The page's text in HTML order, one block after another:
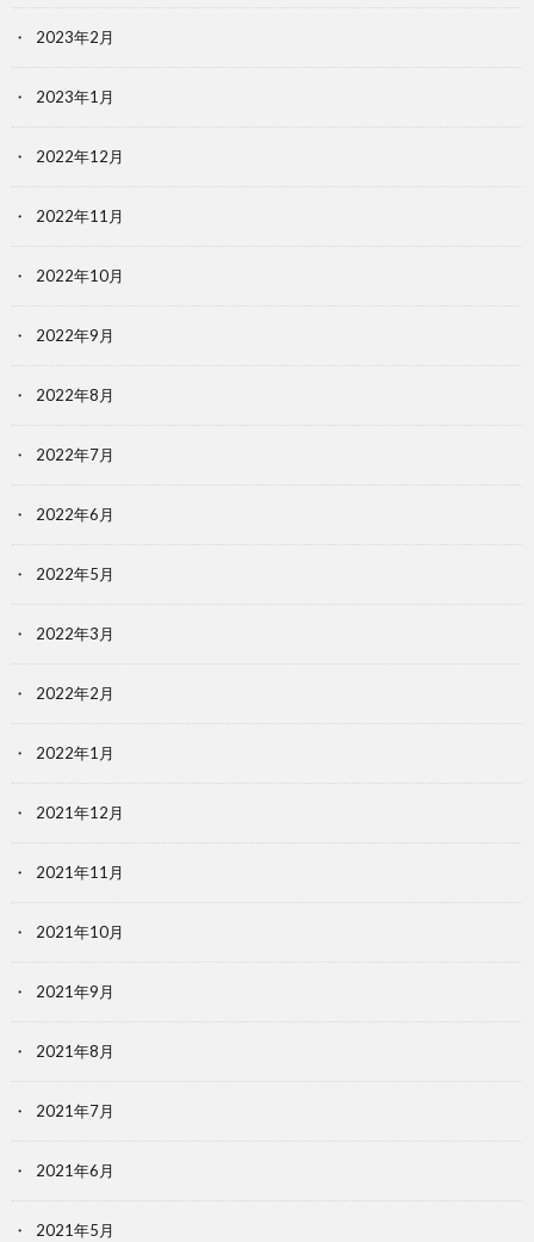
2023年2月
2023年1月
2022年12月
2022年11月
2022年10月
2022年9月
2022年8月
2022年7月
2022年6月
2022年5月
2022年3月
2022年2月
2022年1月
2021年12月
2021年11月
2021年10月
2021年9月
2021年8月
2021年7月
2021年6月
2021年5月